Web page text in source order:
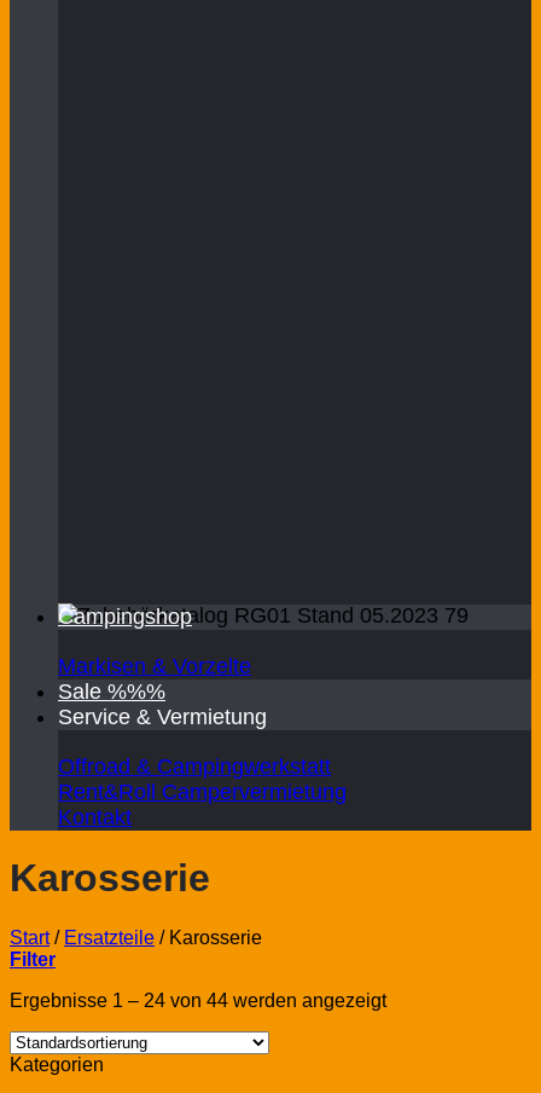
Campingshop
Markisen & Vorzelte
Sale %%%
Service & Vermietung
Offroad & Campingwerkstatt
Rent&Roll Campervermietung
Kontakt
Karosserie
Start / Ersatzteile /Karosserie
Filter
Ergebnisse 1 – 24 von 44 werden angezeigt
Kategorien